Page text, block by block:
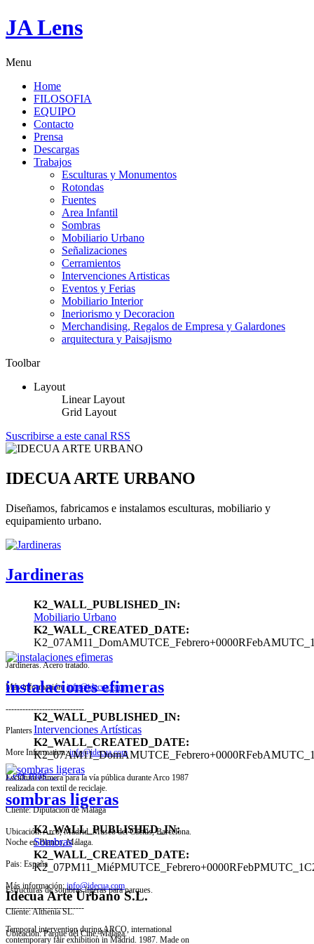
JA Lens
Menu
Home
FILOSOFIA
EQUIPO
Contacto
Prensa
Descargas
Trabajos
Esculturas y Monumentos
Rotondas
Fuentes
Area Infantil
Sombras
Mobiliario Urbano
Señalizaciones
Cerramientos
Intervenciones Artisticas
Eventos y Ferias
Mobiliario Interior
Ineriorismo y Decoracion
Merchandising, Regalos de Empresa y Galardones
arquitectura y Paisajismo
Toolbar
Layout
Linear Layout
Grid Layout
Suscribirse a este canal RSS
IDECUA ARTE URBANO
Diseñamos, fabricamos e instalamos esculturas, mobiliario y
equipamiento urbano.
Jardineras
K2_WALL_PUBLISHED_IN:
Mobiliario Urbano
K2_WALL_CREATED_DATE:
Jardineras. Acero tratado.
Más información:info@idecua.com
----------------------------
Planters
More Information:info@idecua.com
Leer más ...
instalaciones efimeras
K2_WALL_PUBLISHED_IN:
Intervenciones Artísticas
K2_WALL_CREATED_DATE:
Escultura efímera para la vía pública durante Arco 1987
realizada con textil de reciclaje.
Cliente: Diputación de Málaga
Ubicación: Arco, Madrid. Museo del Cactus, Barcelona.
Noche en Blanco, Málaga.
Pais: España
Más información: info@idecua.com
----------------------------
Temporal intervention during ARCO, international
contemporary fair exhibition in Madrid. 1987. Made on
sombras ligeras
K2_WALL_PUBLISHED_IN:
Sombras
K2_WALL_CREATED_DATE:
Estructuras de sombras ligeras para parques.
Cliente: Althenia SL.
Ubicación: Parque del Cine, Málaga.
Idecua Arte Urbano S.L.